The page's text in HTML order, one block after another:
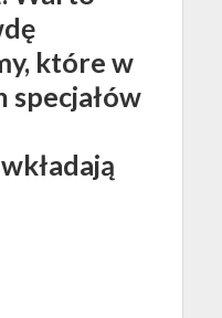
które w
specjałów